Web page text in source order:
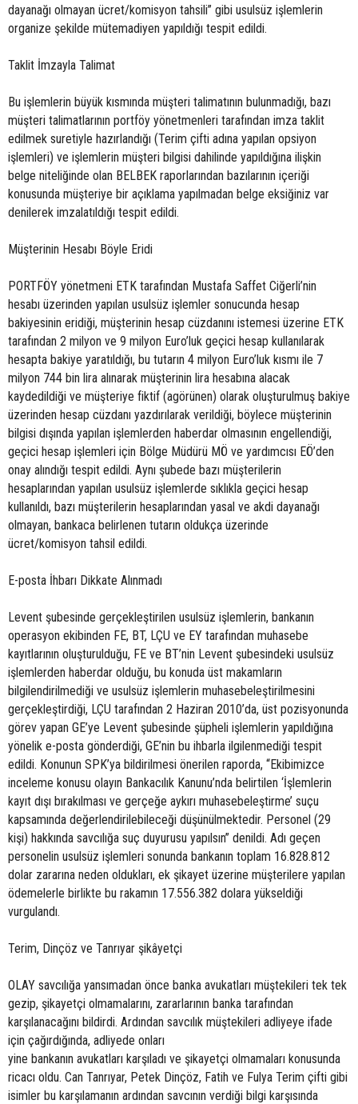
dayanağı olmayan ücret/komisyon tahsili” gibi usulsüz işlemlerin
organize şekilde mütemadiyen yapıldığı tespit edildi.
Taklit İmzayla Talimat
Bu işlemlerin büyük kısmında müşteri talimatının bulunmadığı, bazı
müşteri talimatlarının portföy yönetmenleri tarafından imza taklit
edilmek suretiyle hazırlandığı (Terim çifti adına yapılan opsiyon
işlemleri) ve işlemlerin müşteri bilgisi dahilinde yapıldığına ilişkin
belge niteliğinde olan BELBEK raporlarından bazılarının içeriği
konusunda müşteriye bir açıklama yapılmadan belge eksiğiniz var
denilerek imzalatıldığı tespit edildi.
Müşterinin Hesabı Böyle Eridi
PORTFÖY yönetmeni ETK tarafından Mustafa Saffet Ciğerli’nin
hesabı üzerinden yapılan usulsüz işlemler sonucunda hesap
bakiyesinin eridiği, müşterinin hesap cüzdanını istemesi üzerine ETK
tarafından 2 milyon ve 9 milyon Euro’luk geçici hesap kullanılarak
hesapta bakiye yaratıldığı, bu tutarın 4 milyon Euro’luk kısmı ile 7
milyon 744 bin lira alınarak müşterinin lira hesabına alacak
kaydedildiği ve müşteriye fiktif (agörünen) olarak oluşturulmuş bakiye
üzerinden hesap cüzdanı yazdırılarak verildiği, böylece müşterinin
bilgisi dışında yapılan işlemlerden haberdar olmasının engellendiği,
geçici hesap işlemleri için Bölge Müdürü MÖ ve yardımcısı EÖ’den
onay alındığı tespit edildi. Aynı şubede bazı müşterilerin
hesaplarından yapılan usulsüz işlemlerde sıklıkla geçici hesap
kullanıldı, bazı müşterilerin hesaplarından yasal ve akdi dayanağı
olmayan, bankaca belirlenen tutarın oldukça üzerinde
ücret/komisyon tahsil edildi.
E-posta İhbarı Dikkate Alınmadı
Levent şubesinde gerçekleştirilen usulsüz işlemlerin, bankanın
operasyon ekibinden FE, BT, LÇU ve EY tarafından muhasebe
kayıtlarının oluşturulduğu, FE ve BT’nin Levent şubesindeki usulsüz
işlemlerden haberdar olduğu, bu konuda üst makamların
bilgilendirilmediği ve usulsüz işlemlerin muhasebeleştirilmesini
gerçekleştirdiği, LÇU tarafından 2 Haziran 2010’da, üst pozisyonunda
görev yapan GE’ye Levent şubesinde şüpheli işlemlerin yapıldığına
yönelik e-posta gönderdiği, GE’nin bu ihbarla ilgilenmediği tespit
edildi. Konunun SPK’ya bildirilmesi önerilen raporda, “Ekibimizce
inceleme konusu olayın Bankacılık Kanunu’nda belirtilen ‘İşlemlerin
kayıt dışı bırakılması ve gerçeğe aykırı muhasebeleştirme’ suçu
kapsamında değerlendirilebileceği düşünülmektedir. Personel (29
kişi) hakkında savcılığa suç duyurusu yapılsın” denildi. Adı geçen
personelin usulsüz işlemleri sonunda bankanın toplam 16.828.812
dolar zararına neden oldukları, ek şikayet üzerine müşterilere yapılan
ödemelerle birlikte bu rakamın 17.556.382 dolara yükseldiği
vurgulandı.
Terim, Dinçöz ve Tanrıyar şikâyetçi
OLAY savcılığa yansımadan önce banka avukatları müştekileri tek tek
gezip, şikayetçi olmamalarını, zararlarının banka tarafından
karşılanacağını bildirdi. Ardından savcılık müştekileri adliyeye ifade
için çağırdığında, adliyede onları
yine bankanın avukatları karşıladı ve şikayetçi olmamaları konusunda
ricacı oldu. Can Tanrıyar, Petek Dinçöz, Fatih ve Fulya Terim çifti gibi
isimler bu karşılamanın ardından savcının verdiği bilgi karşısında